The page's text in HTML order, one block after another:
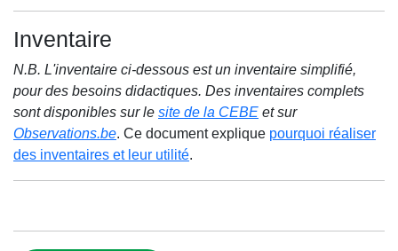
Inventaire
N.B. L'inventaire ci-dessous est un inventaire simplifié,
pour des besoins didactiques. Des inventaires complets
sont disponibles sur le site de la CEBE et sur
Observations.be. Ce document explique pourquoi réaliser
des inventaires et leur utilité.